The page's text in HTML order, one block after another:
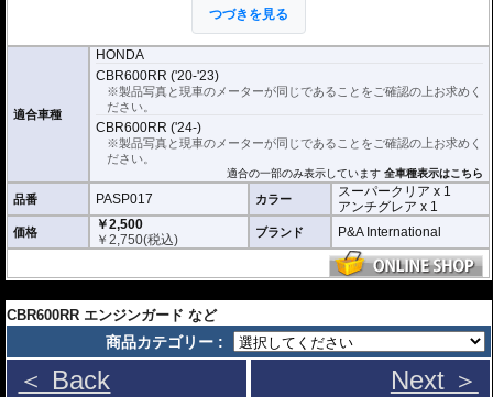
このメーターパネルプロテクションフィル
ムは不要な傷や汚れからメーターパネルを
保護します。
ーパークリアとアンチグレア)が入っており、それぞれ目的に合わせたものをご
スーパークリア :耐摩耗性が非常に高く、
とんどわからなくなります。
アンチグレア :マット仕上げが施され、太
陽光などによる反射を軽減。視認性の低下
を防ぎ、メーターを読み取りやすくしま
す。もちろん傷に対しても有効です。
取付キット付属 :取り付けに便利なクリー
ニングクロス、細かい埃も除去する粘着シート、気泡の混入を防ぎ、きれいに
仕上げるスキージがセットになっています。
またこのフィルムは多少の気泡なら数時間から２日ほどで自然に気泡が消える
優れもの。満足のいく取付が容易になりました。
シリコーン系粘着材を採用し、メーターを痛めることがありません。フィルム
を剥がせば、元通りの状態になります。
つづきを見る
適合車種
HONDA
CBR600RR ('20-'23)
※製品写真と現車のメーターが同じであることをご確認の上お求めく
ださい。
CBR600RR ('24-)
※製品写真と現車のメーターが同じであることをご確認の上お求めく
ださい。
適合の一部のみ表示しています全車種表示はこちら
品番 PASP017 カラー
スーパークリア x 1
アンチグレア x 1
価格
￥2,500
￥2,750(税込) ブランド P&A International
CBR600RR エンジンガード など
商品カテゴリー :
＜ Back Next ＞